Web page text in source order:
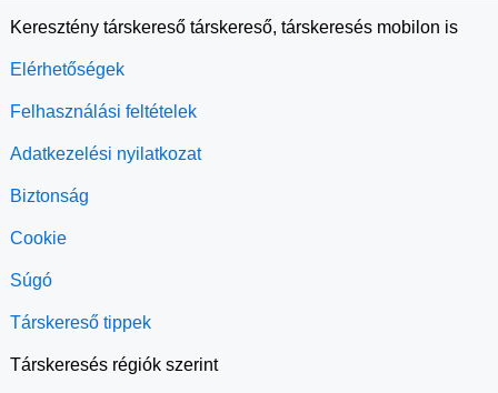
Keresztény társkereső társkereső, társkeresés mobilon is
Elérhetőségek
Felhasználási feltételek
Adatkezelési nyilatkozat
Biztonság
Cookie
Súgó
Társkereső tippek
Társkeresés régiók szerint